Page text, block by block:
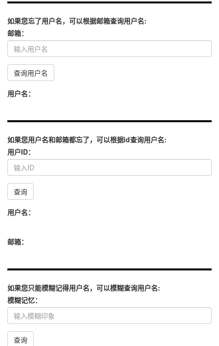
如果您忘了用户名，可以根据邮箱查询用户名:
邮箱：
查询用户名
用户名：
如果您用户名和邮箱都忘了，可以根据id查询用户名:
用户ID：
查询
用户名：
邮箱：
如果您只能模糊记得用户名，可以模糊查询用户名:
模糊记忆：
查询